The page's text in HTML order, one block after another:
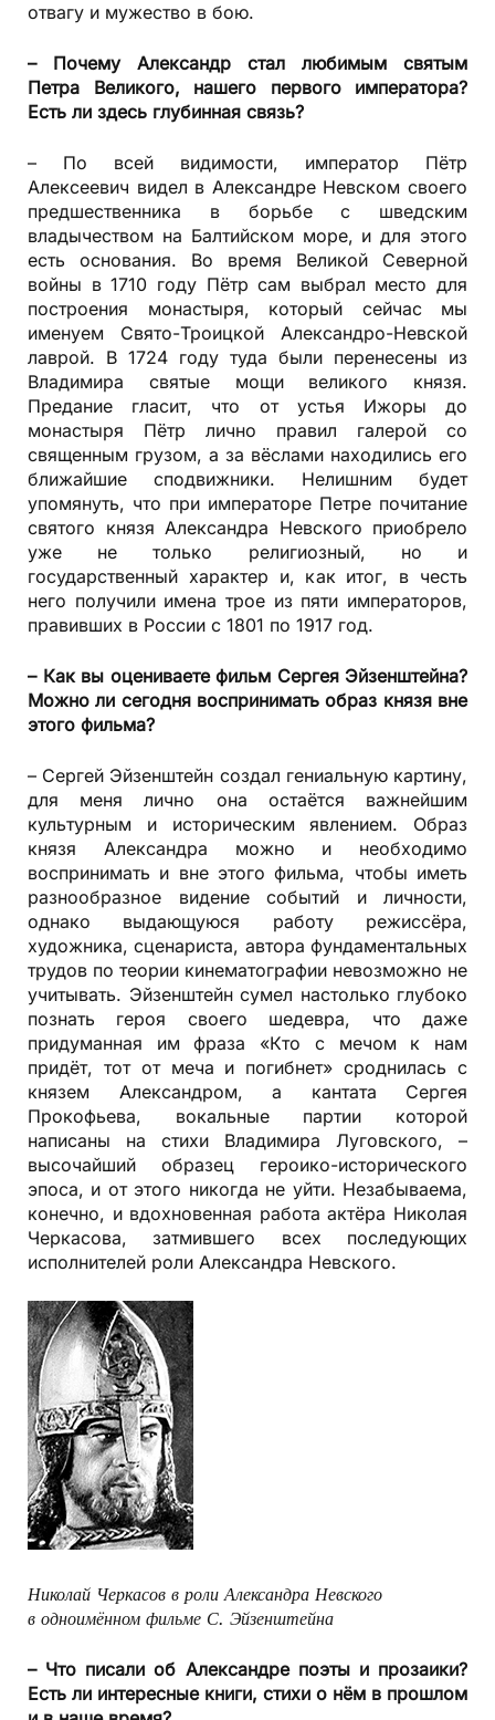
отвагу и мужество в бою.
– Почему Александр стал любимым святым
Петра Великого, нашего первого императора?
Есть ли здесь глубинная связь?
– По всей видимости, император Пётр
Алексеевич видел в Александре Невском своего
предшественника в борьбе с шведским
владычеством на Балтийском море, и для этого
есть основания. Во время Великой Северной
войны в 1710 году Пётр сам выбрал место для
построения монастыря, который сейчас мы
именуем Свято-Троицкой Александро-Невской
лаврой. В 1724 году туда были перенесены из
Владимира святые мощи великого князя.
Предание гласит, что от устья Ижоры до
монастыря Пётр лично правил галерой со
священным грузом, а за вёслами находились его
ближайшие сподвижники. Нелишним будет
упомянуть, что при императоре Петре почитание
святого князя Александра Невского приобрело
уже не только религиозный, но и
государственный характер и, как итог, в честь
него получили имена трое из пяти императоров,
правивших в России с 1801 по 1917 год.
– Как вы оцениваете фильм Сергея Эйзенштейна?
Можно ли сегодня воспринимать образ князя вне
этого фильма?
– Сергей Эйзенштейн создал гениальную картину,
для меня лично она остаётся важнейшим
культурным и историческим явлением. Образ
князя Александра можно и необходимо
воспринимать и вне этого фильма, чтобы иметь
разнообразное видение событий и личности,
однако выдающуюся работу режиссёра,
художника, сценариста, автора фундаментальных
трудов по теории кинематографии невозможно не
учитывать. Эйзенштейн сумел настолько глубоко
познать героя своего шедевра, что даже
придуманная им фраза «Кто с мечом к нам
придёт, тот от меча и погибнет» сроднилась с
князем Александром, а кантата Сергея
Прокофьева, вокальные партии которой
написаны на стихи Владимира Луговского, –
высочайший образец героико-исторического
эпоса, и от этого никогда не уйти. Незабываема,
конечно, и вдохновенная работа актёра Николая
Черкасова, затмившего всех последующих
исполнителей роли Александра Невского.
Николай Черкасов в роли Александра Невского
в одноимённом фильме С. Эйзенштейна
– Что писали об Александре поэты и прозаики?
Есть ли интересные книги, стихи о нём в прошлом